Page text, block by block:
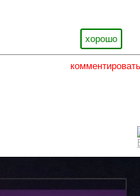
хорошо
комментировать